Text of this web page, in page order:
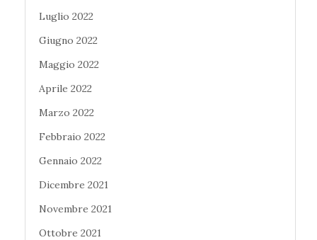
Luglio 2022
Giugno 2022
Maggio 2022
Aprile 2022
Marzo 2022
Febbraio 2022
Gennaio 2022
Dicembre 2021
Novembre 2021
Ottobre 2021